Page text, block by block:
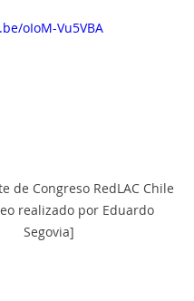
oIoM-Vu5VBA
de Congreso RedLAC Chile
realizado por Eduardo
Segovia]